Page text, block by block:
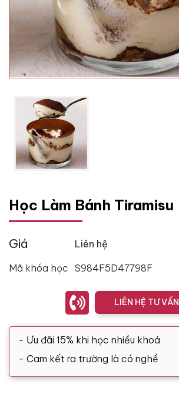
Học Làm Bánh Tiramisu
Giá Liên hệ
Mã khóa học S984F5D47798F
LIÊN HỆ TƯ VẤN
- Ưu đãi 15% khi học nhiều khoá
- Cam kết ra trường là có nghề